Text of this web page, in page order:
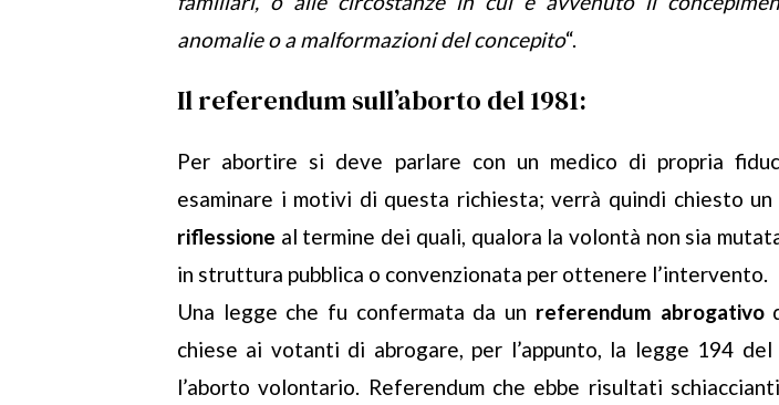
anomalie o a malformazioni del concepito“.
Il referendum sull’aborto del 1981:
Per abortire si deve parlare con un medico di propria
esaminare i motivi di questa richiesta; verrà quindi chiesto
riflessione al termine dei quali, qualora la volontà non sia
in struttura pubblica o convenzionata per ottenere l’intervento.
Una legge che fu confermata da un referendum abrogativo
chiese ai votanti di abrogare, per l’appunto, la legge 194
l’aborto volontario. Referendum che ebbe risultati